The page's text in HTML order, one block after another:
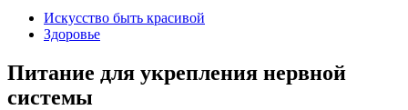
Искусство быть красивой
Здоровье
Питание для укрепления нервной
системы